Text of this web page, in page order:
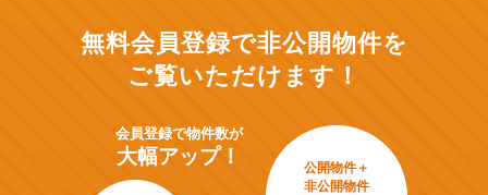
無料会員登録で非公開物件を
ご覧いただけます！
会員登録で物件数が
大幅アップ！
公開物件＋
非公開物件